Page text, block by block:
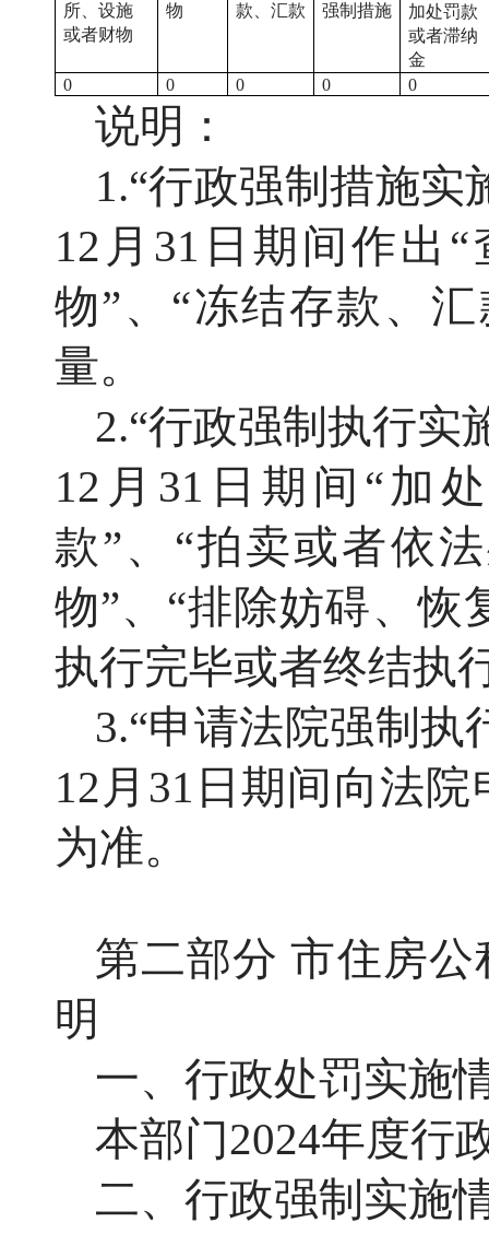
所、设施
或者财物
物 款、汇款 强制措施
加处罚款
或者滞纳
金
0
0 0 0 0
说明：
1.“行政强制措施实
12月31日期间作出
物”、“冻结存款、
量。
2.“行政强制执行实
12月31日期间“加
款”、“拍卖或者依
物”、“排除妨碍、恢
执行完毕或者终结执
3.“申请法院强制执
12月31日期间向法
为准。
第二部分 市住房公
明
一、行政处罚实施
本部门2024年度行
二、行政强制实施